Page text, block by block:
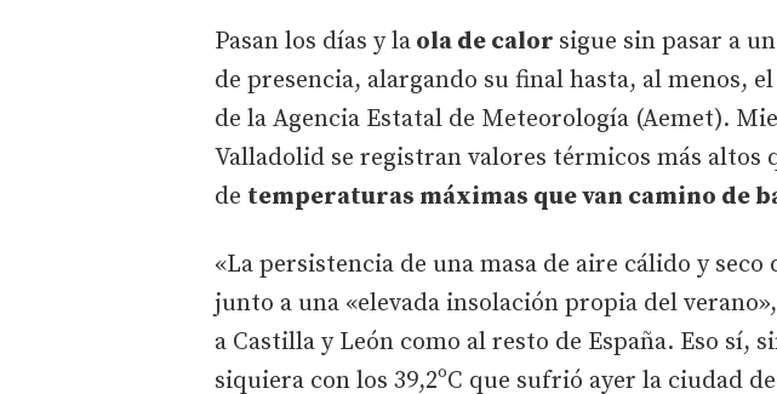
Pasan los días y la ola de calor sigue sin pasar a
de presencia, alargando su final hasta, al menos,
de la Agencia Estatal de Meteorología (Aemet).
Valladolid se registran valores térmicos más altos
de temperaturas máximas que van camino de
«La persistencia de una masa de aire cálido y
junto a una «elevada insolación propia del
a Castilla y León como al resto de España. Eso
siquiera con los 39,2ºC que sufrió ayer la ciudad de